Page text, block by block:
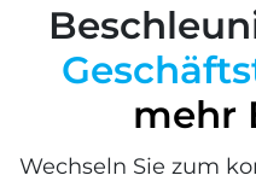
mehr
Wechseln Sie zum